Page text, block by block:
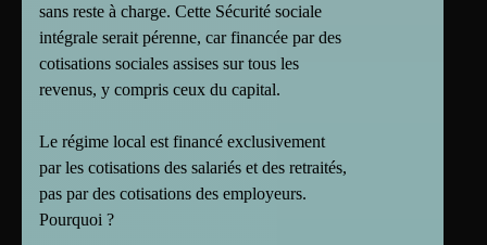
sans reste à charge. Cette Sécurité sociale
intégrale serait pérenne, car financée par des
cotisations sociales assises sur tous les
revenus, y compris ceux du capital.
Le régime local est financé exclusivement
par les cotisations des salariés et des retraités,
pas par des cotisations des employeurs.
Pourquoi ?